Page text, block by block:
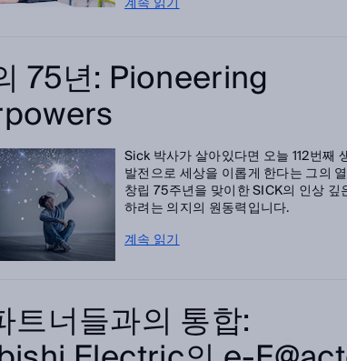
75년: Pioneering
Sick 박사가 살아있다면 오늘 112번째
발전으로 세상을 이롭게 한다는 그의
창립 75주년을 맞이한 SICK의 인상
하려는 의지의 원동력입니다.
계속 읽기
트너들과의 통합: